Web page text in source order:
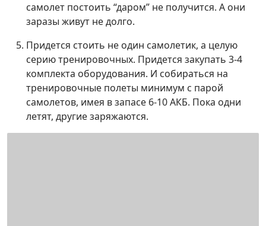
самолет постоить “даром” не получится. А они
заразы живут не долго.
Придется стоить не один самолетик, а целую
серию тренировочных. Придется закупать 3-4
комплекта оборудования. И собираться на
тренировочные полеты минимум с парой
самолетов, имея в запасе 6-10 АКБ. Пока одни
летят, другие заряжаются.